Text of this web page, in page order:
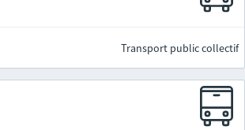
Transport public collectif